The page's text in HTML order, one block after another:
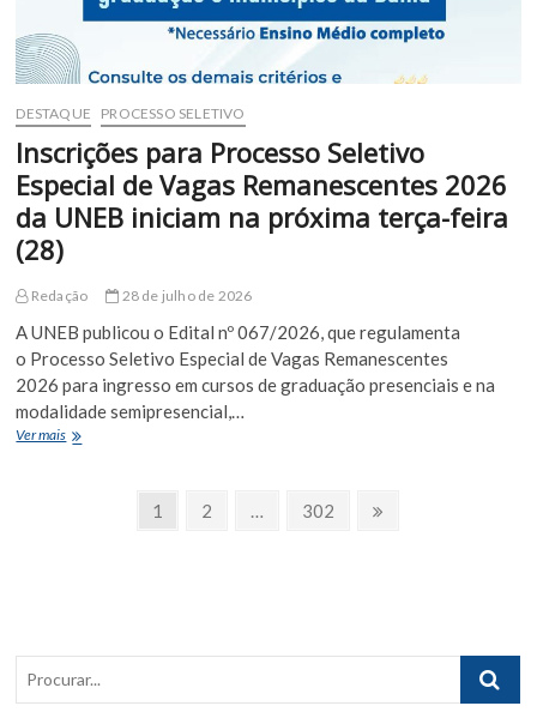
durante
integrada
DESTAQUE PROCESSO SELETIVO
Inscrições para Processo Seletivo
Especial de Vagas Remanescentes 2026
da UNEB iniciam na próxima terça-feira
(28)
Redação 28 de julho de 2026
A UNEB publicou o Edital nº 067/2026, que regulamenta
o Processo Seletivo Especial de Vagas Remanescentes
2026 para ingresso em cursos de graduação presenciais e na
modalidade semipresencial,…
Ver maisInscrições
na
PaginaçãoPage
1 Page
2 Page
302